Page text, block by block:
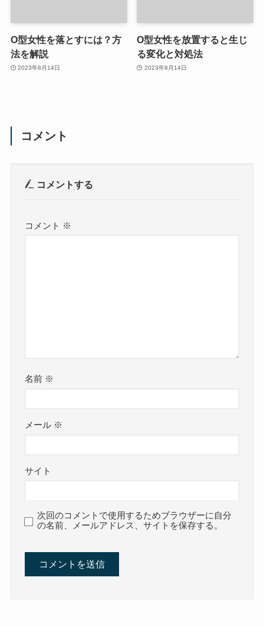
O型女性を落とすには？方
法を解説
2023年8月14日
O型女性を放置すると生じ
る変化と対処法
2023年8月14日
コメント
コメントする
コメント ※
名前 ※
メール ※
サイト
次回のコメントで使用するためブラウザーに自分
の名前、メールアドレス、サイトを保存する。